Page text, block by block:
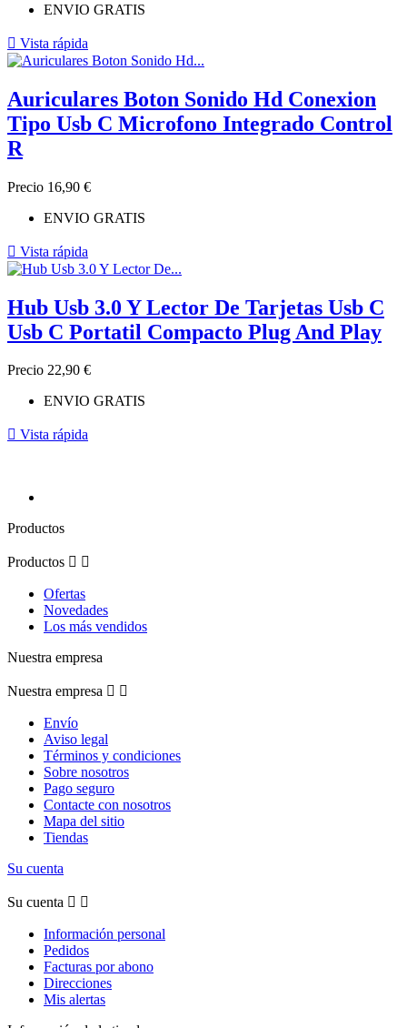
ENVIO GRATIS
 Vista rápida
Auriculares Boton Sonido Hd Conexion
Tipo Usb C Microfono Integrado Control
R
Precio 16,90 €
ENVIO GRATIS
 Vista rápida
Hub Usb 3.0 Y Lector De Tarjetas Usb C
Usb C Portatil Compacto Plug And Play
Precio 22,90 €
ENVIO GRATIS
 Vista rápida
Productos
Productos  
Ofertas
Novedades
Los más vendidos
Nuestra empresa
Nuestra empresa  
Envío
Aviso legal
Términos y condiciones
Sobre nosotros
Pago seguro
Contacte con nosotros
Mapa del sitio
Tiendas
Su cuenta
Su cuenta  
Información personal
Pedidos
Facturas por abono
Direcciones
Mis alertas